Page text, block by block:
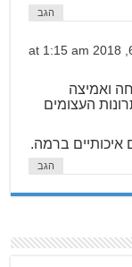
הגב
ואמיצה
העצומים
ברמה.
הגב